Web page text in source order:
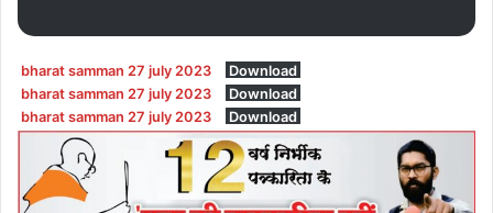
bharat samman 27 july 2023
Download
bharat samman 27 july 2023
Download
bharat samman 27 july 2023
Download